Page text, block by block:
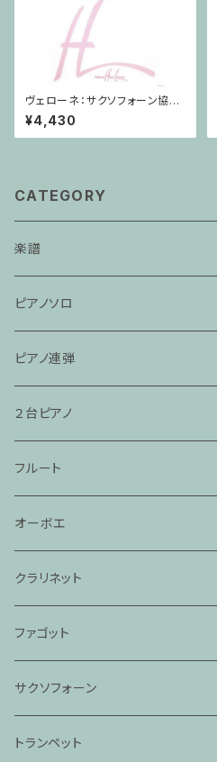
ヴェローネ：サクソフォーン協奏
曲 op.65 / アルトサクソフォー
ン,ピアノ
¥4,430
CATEGORY
楽譜
ピアノソロ
ピアノ連弾
２台ピアノ
フルート
オーボエ
クラリネット
ファゴット
サクソフォーン
トランペット